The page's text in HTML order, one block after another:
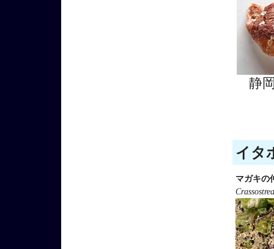
静
イタ
マガキの
Crassostrea